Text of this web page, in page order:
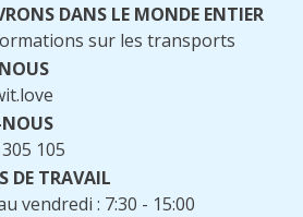
DANS LE MONDE ENTIER
sur les transports
105
DE TRAVAIL
vendredi : 7:30 - 15:00